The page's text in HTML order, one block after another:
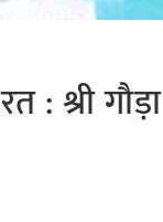
श्री गौड़ा